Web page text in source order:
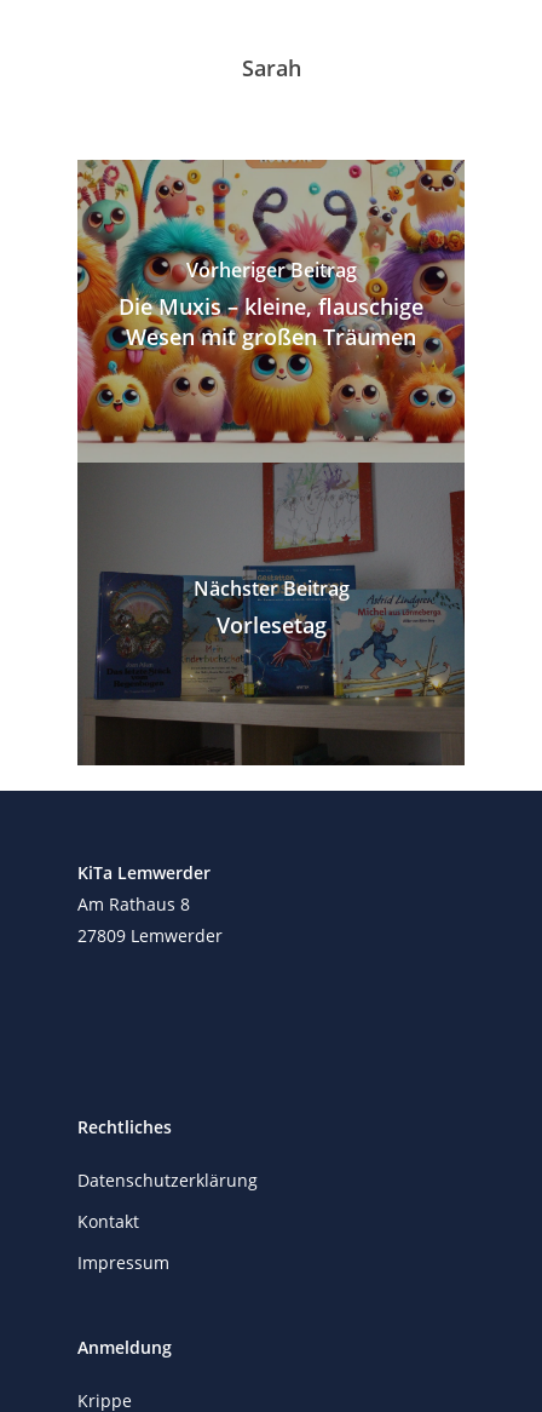
Sarah
Vorheriger Beitrag
Die Muxis – kleine, flauschige
Wesen mit großen Träumen
Nächster Beitrag
Vorlesetag
KiTa Lemwerder
Am Rathaus 8
27809 Lemwerder
Rechtliches
Datenschutzerklärung
Kontakt
Impressum
Anmeldung
Krippe